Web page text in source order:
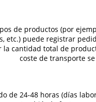
de productos (por
etc.) puede registrar
la cantidad total de
coste de transporte
de 24-48 horas (días